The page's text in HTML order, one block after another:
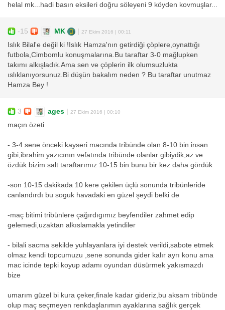
helal mk...hadi basın eksileri doğru söleyeni 9 köyden kovmuşlar...
-15 MK 27 Ekim 2016 | 00:11
Islık Bilal'e değil ki !Islık Hamza'nın getirdiği çöplere,oynattığı
futbola,Cimbomlu konuşmalarına.Bu taraftar 3-0 mağlupken
takımı alkışladık.Ama sen ve çöplerin ilk olumsuzlukta
ıslıklanıyorsunuz.Bi düşün bakalım neden ? Bu taraftar unutmaz
Hamza Bey !
3 ages 27 Ekim 2016 | 00:10
maçın özeti
- 3-4 sene önceki kayseri macında tribünde olan 8-10 bin insan
gibi,ibrahim yazıcının vefatında tribünde olanlar gibiydik,az ve
özdük bizim salt taraftarımız 10-15 bin bunu bir kez daha gördük
-son 10-15 dakikada 10 kere çekilen üçlü sonunda tribünleride
canlandırdı bu soguk havadaki en güzel şeydi belki de
-maç bitimi tribünlere çağırdıgımız beyfendiler zahmet edip
gelemedi,uzaktan alkıslamakla yetindiler
- bilali sacma sekilde yuhlayanlara iyi destek verildi,sabote etmek
olmaz kendi topcumuzu ,sene sonunda gider kalır ayrı konu ama
mac icinde tepki koyup adamı oyundan düsürmek yakısmazdı
bize
umarım güzel bi kura çeker,finale kadar gideriz,bu aksam tribünde
olup maç seçmeyen renkdaşlarımın ayaklarına sağlık gerçek